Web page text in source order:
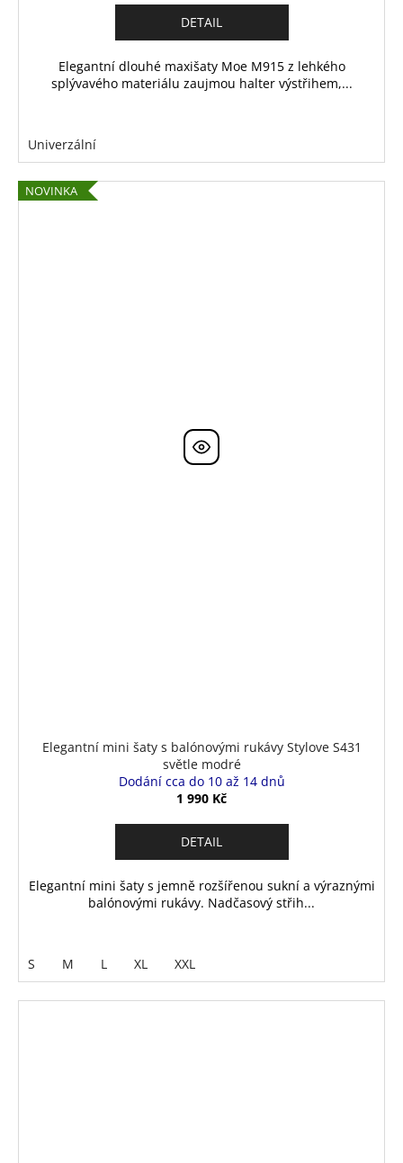
DETAIL
Elegantní dlouhé maxišaty Moe M915 z lehkého
splývavého materiálu zaujmou halter výstřihem,...
Univerzální
NOVINKA
Elegantní mini šaty s balónovými rukávy Stylove S431
světle modré
Dodání cca do 10 až 14 dnů
1 990 Kč
DETAIL
Elegantní mini šaty s jemně rozšířenou sukní a výraznými
balónovými rukávy. Nadčasový střih...
S M L XL XXL